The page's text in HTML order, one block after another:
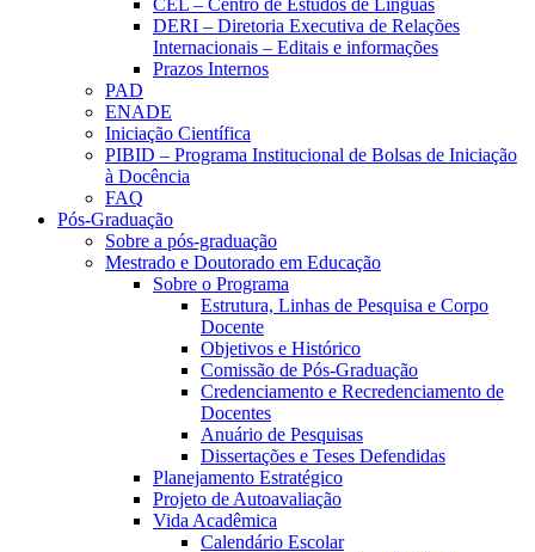
CEL – Centro de Estudos de Línguas
DERI – Diretoria Executiva de Relações
Internacionais – Editais e informações
Prazos Internos
PAD
ENADE
Iniciação Científica
PIBID – Programa Institucional de Bolsas de Iniciação
à Docência
FAQ
Pós-Graduação
Sobre a pós-graduação
Mestrado e Doutorado em Educação
Sobre o Programa
Estrutura, Linhas de Pesquisa e Corpo
Docente
Objetivos e Histórico
Comissão de Pós-Graduação
Credenciamento e Recredenciamento de
Docentes
Anuário de Pesquisas
Dissertações e Teses Defendidas
Planejamento Estratégico
Projeto de Autoavaliação
Vida Acadêmica
Calendário Escolar